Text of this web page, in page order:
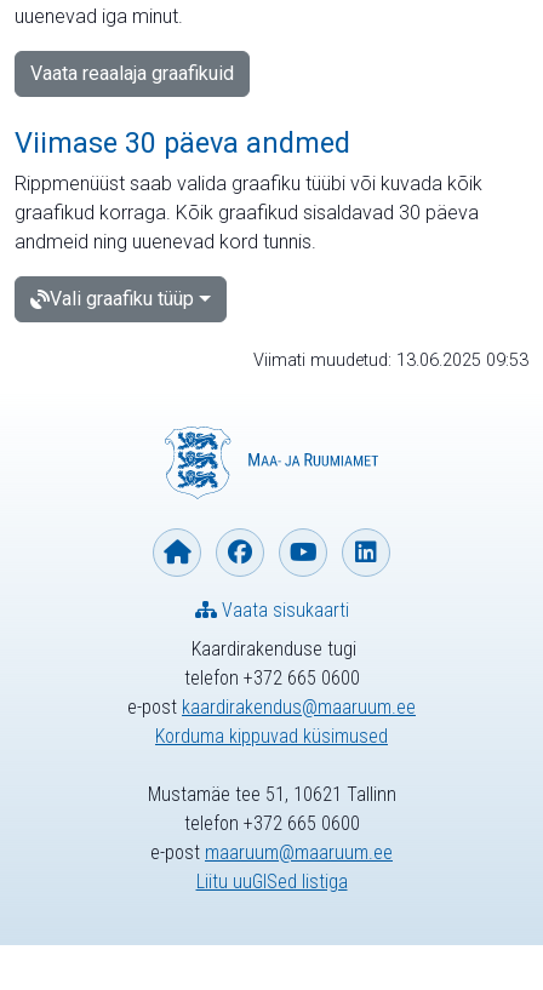
uuenevad iga minut.
Vaata reaalaja graafikuid
Viimase 30 päeva andmed
Rippmenüüst saab valida graafiku tüübi või kuvada kõik
graafikud korraga. Kõik graafikud sisaldavad 30 päeva
andmeid ning uuenevad kord tunnis.
Vali graafiku tüüp
Viimati muudetud: 13.06.2025 09:53
Kaardirakenduse tugi
telefon +372 665 0600
e-post kaardirakendus@maaruum.ee
Korduma kippuvad küsimused
Vaata sisukaarti
Mustamäe tee 51, 10621 Tallinn
telefon +372 665 0600
e-post maaruum@maaruum.ee
Liitu uuGISed listiga